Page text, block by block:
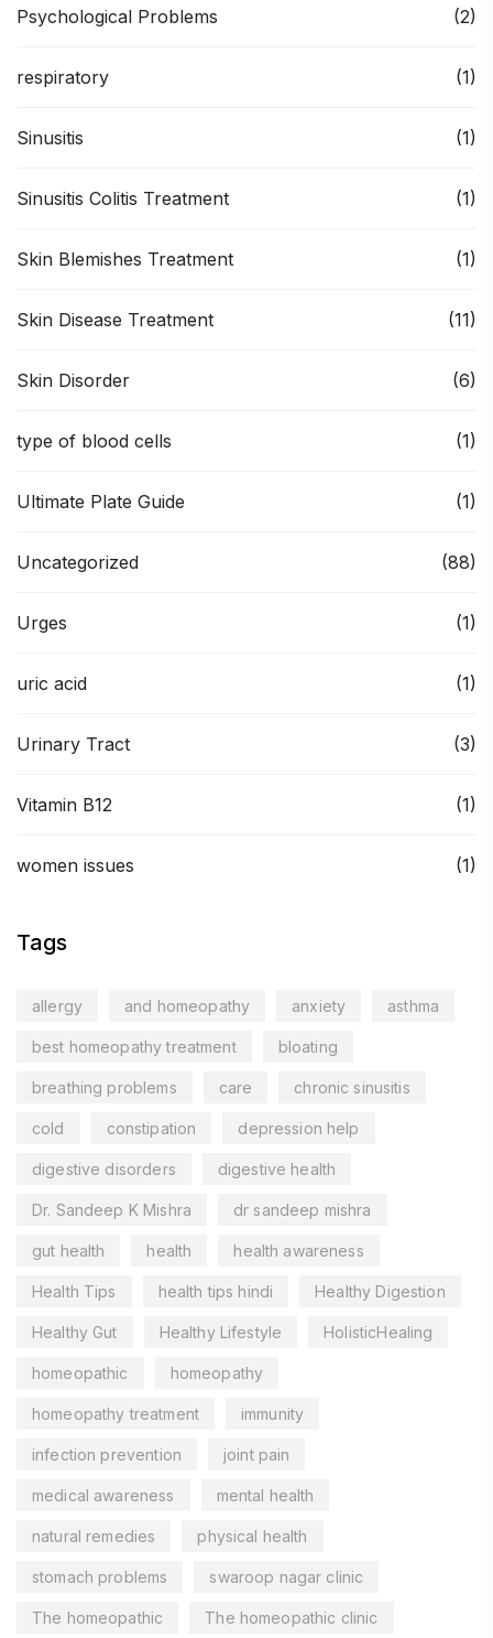
Psychological Problems (2)
respiratory (1)
Sinusitis (1)
Sinusitis Colitis Treatment (1)
Skin Blemishes Treatment (1)
Skin Disease Treatment (11)
Skin Disorder (6)
type of blood cells (1)
Ultimate Plate Guide (1)
Uncategorized (88)
Urges (1)
uric acid (1)
Urinary Tract (3)
Vitamin B12 (1)
women issues (1)
Tags
allergy and homeopathy anxiety asthma
best homeopathy treatment bloating
breathing problems care chronic sinusitis
cold constipation depression help
digestive disorders digestive health
Dr. Sandeep K Mishra dr sandeep mishra
gut health health health awareness
Health Tips health tips hindi Healthy Digestion
Healthy Gut Healthy Lifestyle HolisticHealing
homeopathic homeopathy
homeopathy treatment immunity
infection prevention joint pain
medical awareness mental health
natural remedies physical health
stomach problems swaroop nagar clinic
The homeopathic The homeopathic clinic